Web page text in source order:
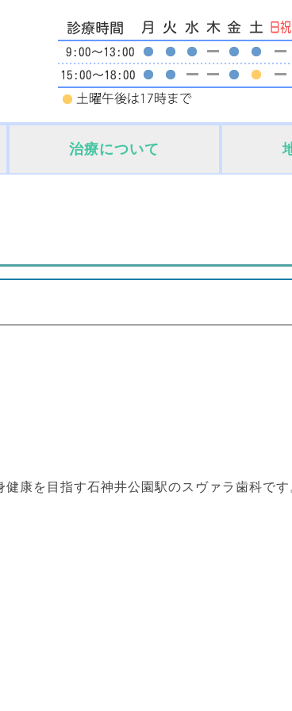
治療について
康を目指す石神井公園駅のスヴァラ歯科です